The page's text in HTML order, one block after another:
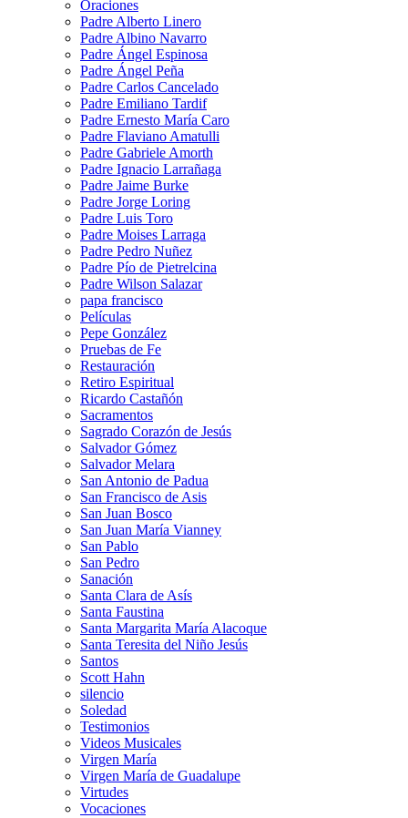
Oraciones
Padre Alberto Linero
Padre Albino Navarro
Padre Ángel Espinosa
Padre Ángel Peña
Padre Carlos Cancelado
Padre Emiliano Tardif
Padre Ernesto María Caro
Padre Flaviano Amatulli
Padre Gabriele Amorth
Padre Ignacio Larrañaga
Padre Jaime Burke
Padre Jorge Loring
Padre Luis Toro
Padre Moises Larraga
Padre Pedro Nuñez
Padre Pío de Pietrelcina
Padre Wilson Salazar
papa francisco
Películas
Pepe González
Pruebas de Fe
Restauración
Retiro Espiritual
Ricardo Castañón
Sacramentos
Sagrado Corazón de Jesús
Salvador Gómez
Salvador Melara
San Antonio de Padua
San Francisco de Asis
San Juan Bosco
San Juan María Vianney
San Pablo
San Pedro
Sanación
Santa Clara de Asís
Santa Faustina
Santa Margarita María Alacoque
Santa Teresita del Niño Jesús
Santos
Scott Hahn
silencio
Soledad
Testimonios
Videos Musicales
Virgen María
Virgen María de Guadalupe
Virtudes
Vocaciones